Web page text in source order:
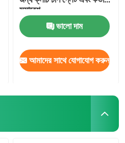
সমাবেশ
ভালো দাম
আমাদের সাথে যোগাযোগ করুন